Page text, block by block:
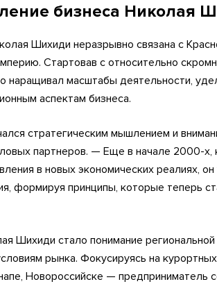
бизнеса Николая
Шихиди неразрывно связана с
Стартовав с относительно
наращивал масштабы деятельности,
аспектам бизнеса.
стратегическим мышлением и
партнеров. — Еще в начале 2000-х,
в новых экономических реалиях,
формируя принципы, которые теперь
Шихиди стало понимание
рынка. Фокусируясь на
Новороссийске — предприниматель